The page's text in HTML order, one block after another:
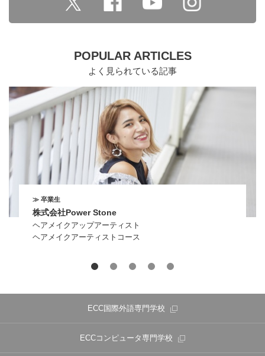
POPULAR ARTICLES
よく見られている記事
≫ 卒業生
株式会社Power Stone
ヘアメイクアップアーティスト
ヘアメイクアーティストコース
ECC国際外語専門学校
ECCコンピュータ専門学校